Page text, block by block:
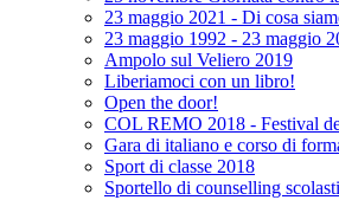
23 maggio 2021 - Di cosa
23 maggio 1992 - 23 maggio
Ampolo sul Veliero 2019
Liberiamoci con un libro!
Open the door!
COL REMO 2018 - Festival
Gara di italiano e corso di
Sport di classe 2018
Sportello di counselling